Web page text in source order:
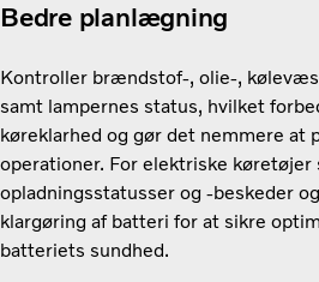
Bedre planlægning
Kontroller brændstof-, olie-,
samt lampernes status, hvilket
køreklarhed og gør det nemmere at
operationer. For elektriske køretøjer
opladningsstatusser og -beskeder
klargøring af batteri for at sikre
batteriets sundhed.